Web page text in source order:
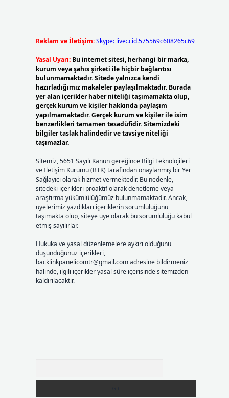
Reklam ve İletişim:Skype: live:.cid.575569c608265c69
Yasal Uyarı: Bu internet sitesi, herhangi bir marka,
kurum veya şahıs şirketi ile hiçbir bağlantısı
bulunmamaktadır. Sitede yalnızca kendi
hazırladığımız makaleler paylaşılmaktadır. Burada
yer alan içerikler haber niteliği taşımamakta olup,
gerçek kurum ve kişiler hakkında paylaşım
yapılmamaktadır. Gerçek kurum ve kişiler ile isim
benzerlikleri tamamen tesadüfidir. Sitemizdeki
bilgiler taslak halindedir ve tavsiye niteliği
taşımazlar.
Sitemiz, 5651 Sayılı Kanun gereğince Bilgi Teknolojileri
ve İletişim Kurumu (BTK) tarafından onaylanmış bir Yer
Sağlayıcı olarak hizmet vermektedir. Bu nedenle,
sitedeki içerikleri proaktif olarak denetleme veya
araştırma yükümlülüğümüz bulunmamaktadır. Ancak,
üyelerimiz yazdıkları içeriklerin sorumluluğunu
taşımakta olup, siteye üye olarak bu sorumluluğu kabul
etmiş sayılırlar.
Hukuka ve yasal düzenlemelere aykırı olduğunu
düşündüğünüz içerikleri,
backlinkpanelicomtr@gmail.comadresine bildirmeniz
halinde, ilgili içerikler yasal süre içerisinde sitemizden
kaldırılacaktır.